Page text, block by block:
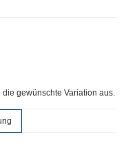
gewünschte Variation aus.